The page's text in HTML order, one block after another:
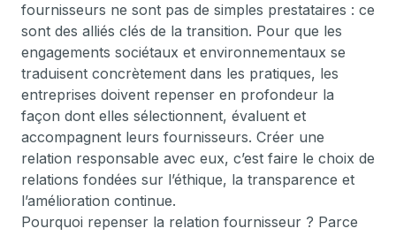
fournisseurs ne sont pas de simples prestataires : ce
sont des alliés clés de la transition. Pour que les
engagements sociétaux et environnementaux se
traduisent concrètement dans les pratiques, les
entreprises doivent repenser en profondeur la
façon dont elles sélectionnent, évaluent et
accompagnent leurs fournisseurs. Créer une
relation responsable avec eux, c’est faire le choix de
relations fondées sur l’éthique, la transparence et
l’amélioration continue.
Pourquoi repenser la relation fournisseur ? Parce